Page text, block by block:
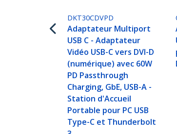
DKT30CDVPD
Adaptateur Multiport
USB C - Adaptateur
Vidéo USB-C vers DVI-D
(numérique) avec 60W
PD Passthrough
Charging, GbE, USB-A -
Station d'Accueil
Portable pour PC USB
Type-C et Thunderbolt